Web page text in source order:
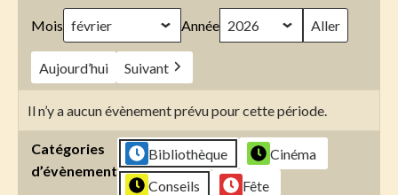
Mois Année
Aujourd’hui Suivant
Il n’y a aucun évènement prévu pour cette période.
Catégories
d’évènement
Bibliothèque
Cinéma
Conseils
Fête